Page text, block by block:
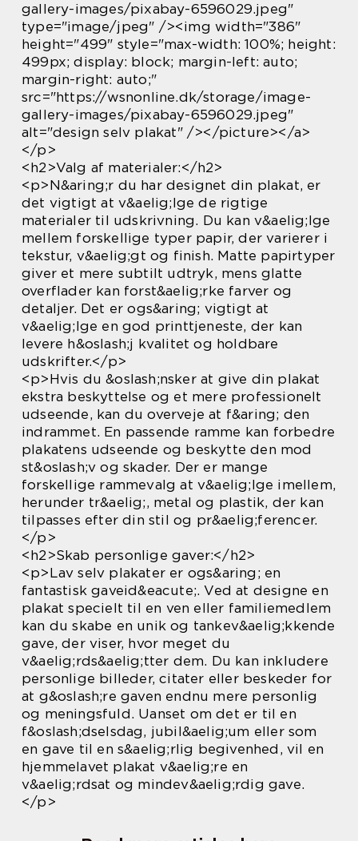
gallery-images/pixabay-6596029.jpeg"
type="image/jpeg" /><img width="386"
height="499" style="max-width: 100%; height:
499px; display: block; margin-left: auto;
margin-right: auto;"
src="https://wsnonline.dk/storage/image-
gallery-images/pixabay-6596029.jpeg"
alt="design selv plakat" /></picture></a>
</p>
<h2>Valg af materialer:</h2>
<p>N&aring;r du har designet din plakat, er
det vigtigt at v&aelig;lge de rigtige
materialer til udskrivning. Du kan v&aelig;lge
mellem forskellige typer papir, der varierer i
tekstur, v&aelig;gt og finish. Matte papirtyper
giver et mere subtilt udtryk, mens glatte
overflader kan forst&aelig;rke farver og
detaljer. Det er ogs&aring; vigtigt at
v&aelig;lge en god printtjeneste, der kan
levere h&oslash;j kvalitet og holdbare
udskrifter.</p>
<p>Hvis du &oslash;nsker at give din plakat
ekstra beskyttelse og et mere professionelt
udseende, kan du overveje at f&aring; den
indrammet. En passende ramme kan forbedre
plakatens udseende og beskytte den mod
st&oslash;v og skader. Der er mange
forskellige rammevalg at v&aelig;lge imellem,
herunder tr&aelig;, metal og plastik, der kan
tilpasses efter din stil og pr&aelig;ferencer.
</p>
<h2>Skab personlige gaver:</h2>
<p>Lav selv plakater er ogs&aring; en
fantastisk gaveid&eacute;. Ved at designe en
plakat specielt til en ven eller familiemedlem
kan du skabe en unik og tankev&aelig;kkende
gave, der viser, hvor meget du
v&aelig;rds&aelig;tter dem. Du kan inkludere
personlige billeder, citater eller beskeder for
at g&oslash;re gaven endnu mere personlig
og meningsfuld. Uanset om det er til en
f&oslash;dselsdag, jubil&aelig;um eller som
en gave til en s&aelig;rlig begivenhed, vil en
hjemmelavet plakat v&aelig;re en
v&aelig;rdsat og mindev&aelig;rdig gave.
</p>